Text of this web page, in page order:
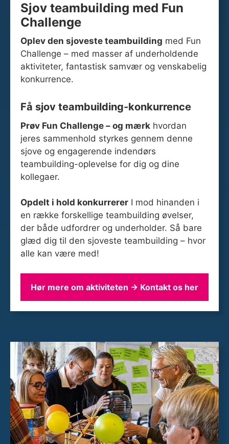
Sjov teambuilding med Fun
Challenge
Oplev den sjoveste teambuilding med Fun
Challenge – med masser af underholdende
aktiviteter, fantastisk samvær og venskabelig
konkurrence.
Få sjov teambuilding-konkurrence
Prøv Fun Challenge – og mærk hvordan
jeres sammenhold styrkes gennem denne
sjove og engagerende indendørs
teambuilding-oplevelse for dig og dine
kollegaer.
Opdelt i hold konkurrerer I mod hinanden i
en række forskellige teambuilding øvelser,
der både udfordrer og underholder. Så bare
glæd dig til den sjoveste teambuilding – hvor
alle kan være med!
Hør mere om aktiviteten → Kontakt os her